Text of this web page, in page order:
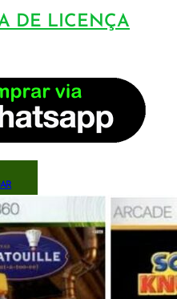
DE LICENÇA